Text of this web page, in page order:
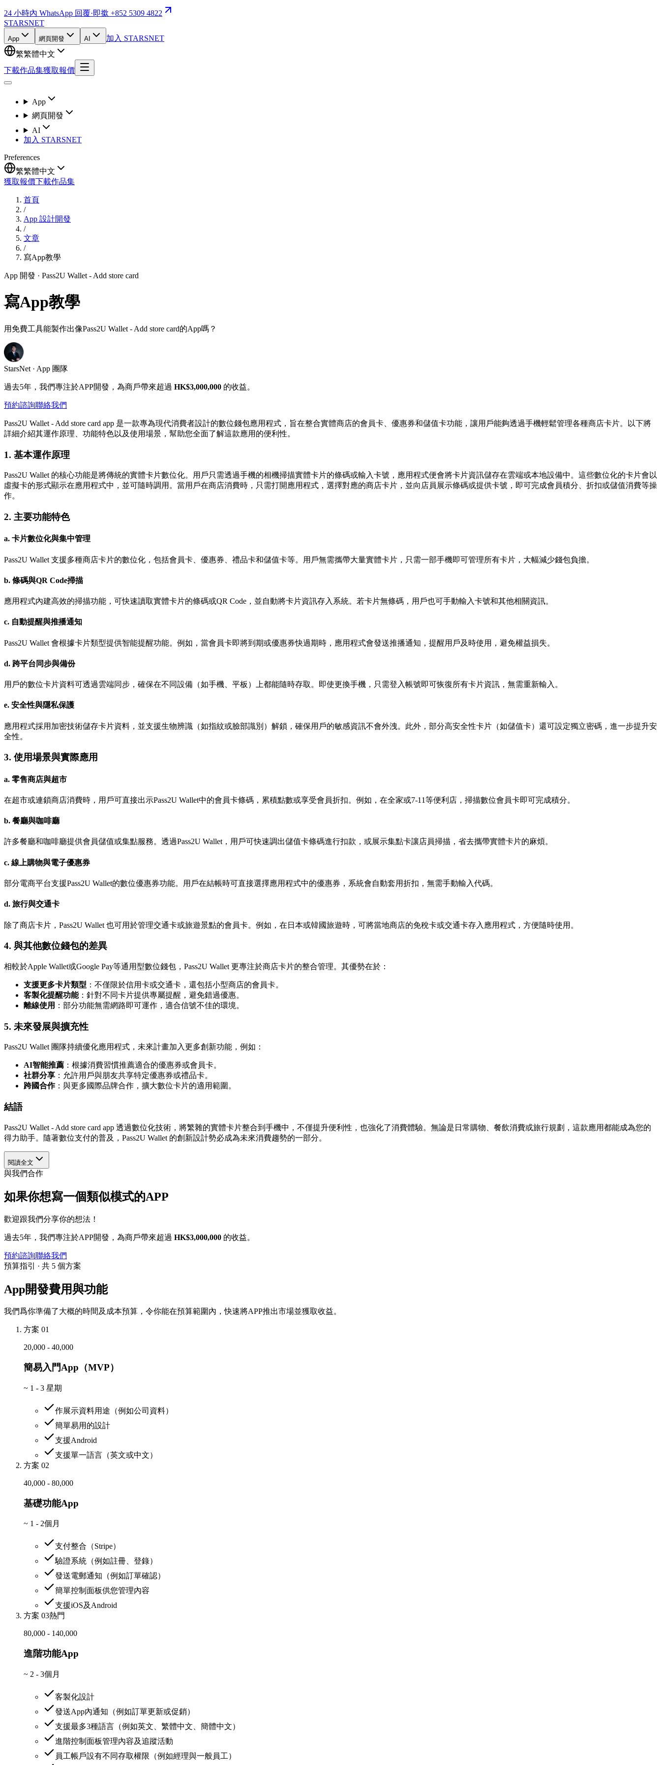
24 小時內 WhatsApp 回覆·即撳 +852 5309 4822
STARSNET
App 網頁開發 AI
加入 STARSNET
繁繁體中文
下載作品集獲取報價
App
網頁開發
AI
加入 STARSNET
Preferences
繁繁體中文
獲取報價下載作品集
首頁
/
App 設計開發
/
文章
/
寫App教學
App 開發 · Pass2U Wallet - Add store card
寫App教學
用免費工具能製作出像Pass2U Wallet - Add store card的App嗎？
StarsNet · App 團隊
過去5年，我們專注於APP開發，為商戶帶來超過 HK$3,000,000 的收益。
預約諮詢聯絡我們
Pass2U Wallet - Add store card app 是一款專為現代消費者設計的數位錢包應用程式，旨在整合實體商店的會員卡、優惠券和儲值卡功能，讓用戶能夠透過手機輕鬆管理各種商店卡片。以下將
詳細介紹其運作原理、功能特色以及使用場景，幫助您全面了解這款應用的便利性。
1. 基本運作原理
Pass2U Wallet 的核心功能是將傳統的實體卡片數位化。用戶只需透過手機的相機掃描實體卡片的條碼或輸入卡號，應用程式便會將卡片資訊儲存在雲端或本地設備中。這些數位化的卡片會以
虛擬卡的形式顯示在應用程式中，並可隨時調用。當用戶在商店消費時，只需打開應用程式，選擇對應的商店卡片，並向店員展示條碼或提供卡號，即可完成會員積分、折扣或儲值消費等操
作。
2. 主要功能特色
a. 卡片數位化與集中管理
Pass2U Wallet 支援多種商店卡片的數位化，包括會員卡、優惠券、禮品卡和儲值卡等。用戶無需攜帶大量實體卡片，只需一部手機即可管理所有卡片，大幅減少錢包負擔。
b. 條碼與QR Code掃描
應用程式內建高效的掃描功能，可快速讀取實體卡片的條碼或QR Code，並自動將卡片資訊存入系統。若卡片無條碼，用戶也可手動輸入卡號和其他相關資訊。
c. 自動提醒與推播通知
Pass2U Wallet 會根據卡片類型提供智能提醒功能。例如，當會員卡即將到期或優惠券快過期時，應用程式會發送推播通知，提醒用戶及時使用，避免權益損失。
d. 跨平台同步與備份
用戶的數位卡片資料可透過雲端同步，確保在不同設備（如手機、平板）上都能隨時存取。即使更換手機，只需登入帳號即可恢復所有卡片資訊，無需重新輸入。
e. 安全性與隱私保護
應用程式採用加密技術儲存卡片資料，並支援生物辨識（如指紋或臉部識別）解鎖，確保用戶的敏感資訊不會外洩。此外，部分高安全性卡片（如儲值卡）還可設定獨立密碼，進一步提升安
全性。
3. 使用場景與實際應用
a. 零售商店與超市
在超市或連鎖商店消費時，用戶可直接出示Pass2U Wallet中的會員卡條碼，累積點數或享受會員折扣。例如，在全家或7-11等便利店，掃描數位會員卡即可完成積分。
b. 餐廳與咖啡廳
許多餐廳和咖啡廳提供會員儲值或集點服務。透過Pass2U Wallet，用戶可快速調出儲值卡條碼進行扣款，或展示集點卡讓店員掃描，省去攜帶實體卡片的麻煩。
c. 線上購物與電子優惠券
部分電商平台支援Pass2U Wallet的數位優惠券功能。用戶在結帳時可直接選擇應用程式中的優惠券，系統會自動套用折扣，無需手動輸入代碼。
d. 旅行與交通卡
除了商店卡片，Pass2U Wallet 也可用於管理交通卡或旅遊景點的會員卡。例如，在日本或韓國旅遊時，可將當地商店的免稅卡或交通卡存入應用程式，方便隨時使用。
4. 與其他數位錢包的差異
相較於Apple Wallet或Google Pay等通用型數位錢包，Pass2U Wallet 更專注於商店卡片的整合管理。其優勢在於：
支援更多卡片類型 ：不僅限於信用卡或交通卡，還包括小型商店的會員卡。
客製化提醒功能：針對不同卡片提供專屬提醒，避免錯過優惠。
離線使用 ：部分功能無需網路即可運作，適合信號不佳的環境。
5. 未來發展與擴充性
Pass2U Wallet 團隊持續優化應用程式，未來計畫加入更多創新功能，例如：
AI智能推薦 ：根據消費習慣推薦適合的優惠券或會員卡。
社群分享 ：允許用戶與朋友共享特定優惠券或禮品卡。
跨國合作：與更多國際品牌合作，擴大數位卡片的適用範圍。
結語
Pass2U Wallet - Add store card app 透過數位化技術，將繁雜的實體卡片整合到手機中，不僅提升便利性，也強化了消費體驗。無論是日常購物、餐飲消費或旅行規劃，這款應用都能成為您的
得力助手。隨著數位支付的普及，Pass2U Wallet 的創新設計勢必成為未來消費趨勢的一部分。
閱讀全文
與我們合作
如果你想寫一個類似模式的APP
歡迎跟我們分享你的想法！
過去5年，我們專注於APP開發，為商戶帶來超過 HK$3,000,000 的收益。
預約諮詢聯絡我們
預算指引 · 共 5 個方案
App開發費用與功能
我們爲你準備了大概的時間及成本預算，令你能在預算範圍內，快速將APP推出市場並獲取收益。
方案 01
20,000 - 40,000
簡易入門App（MVP）
~ 1 - 3 星期
作展示資料用途（例如公司資料）
簡單易用的設計
支援Android
支援單一語言（英文或中文）
方案 02
40,000 - 80,000
基礎功能App
~ 1 - 2個月
支付整合（Stripe）
驗證系統（例如註冊、登錄）
發送電郵通知（例如訂單確認）
簡單控制面板供您管理內容
支援iOS及Android
方案 03熱門
80,000 - 140,000
進階功能App
~ 2 - 3個月
客製化設計
發送App內通知（例如訂單更新或促銷）
支援最多3種語言（例如英文、繁體中文、簡體中文）
進階控制面板管理內容及追蹤活動
員工帳戶設有不同存取權限（例如經理與一般員工）